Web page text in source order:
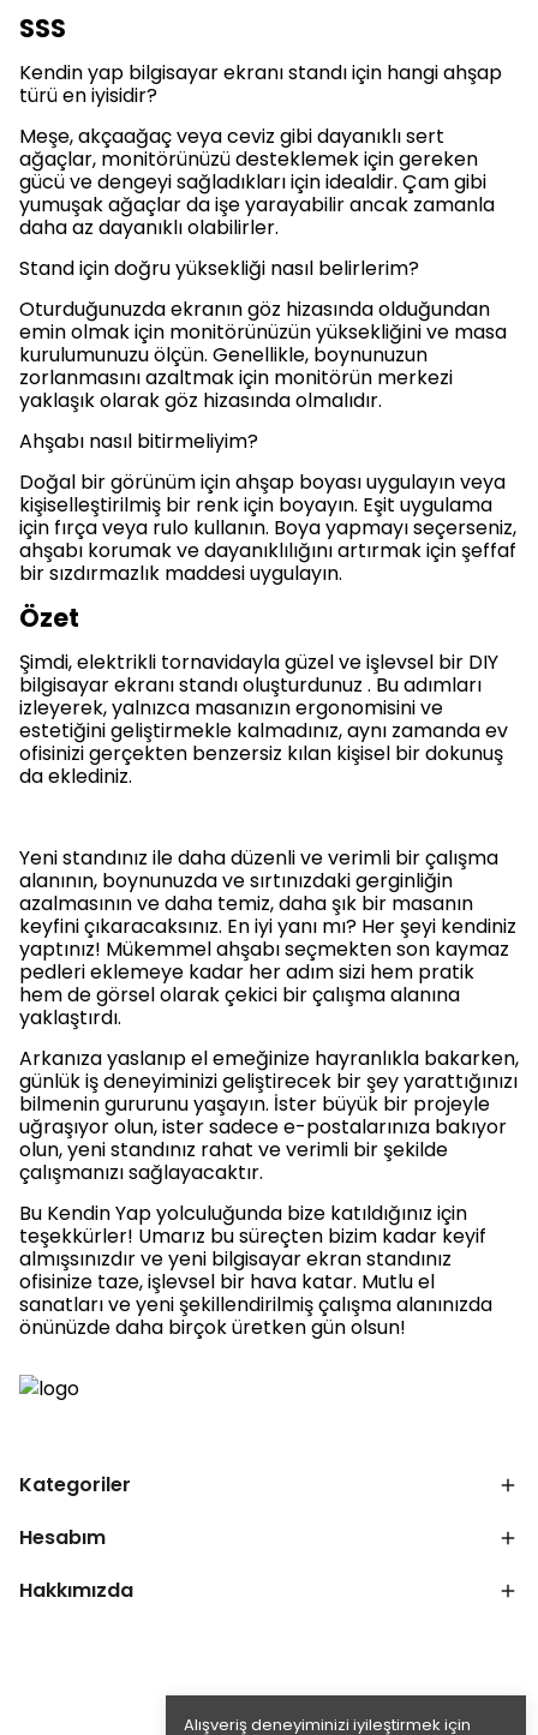
Alışveriş deneyiminizi iyileştirmek için
SSS
Kendin yap bilgisayar ekranı standı için hangi ahşap
türü en iyisidir?
Meşe, akçaağaç veya ceviz gibi dayanıklı sert
ağaçlar, monitörünüzü desteklemek için gereken
gücü ve dengeyi sağladıkları için idealdir. Çam gibi
yumuşak ağaçlar da işe yarayabilir ancak zamanla
daha az dayanıklı olabilirler.
Stand için doğru yüksekliği nasıl belirlerim?
Oturduğunuzda ekranın göz hizasında olduğundan
emin olmak için monitörünüzün yüksekliğini ve masa
kurulumunuzu ölçün. Genellikle, boynunuzun
zorlanmasını azaltmak için monitörün merkezi
yaklaşık olarak göz hizasında olmalıdır.
Ahşabı nasıl bitirmeliyim?
Doğal bir görünüm için ahşap boyası uygulayın veya
kişiselleştirilmiş bir renk için boyayın. Eşit uygulama
için fırça veya rulo kullanın. Boya yapmayı seçerseniz,
ahşabı korumak ve dayanıklılığını artırmak için şeffaf
bir sızdırmazlık maddesi uygulayın.
Özet
Şimdi, elektrikli tornavidayla güzel ve işlevsel bir DIY
bilgisayar ekranı standı oluşturdunuz . Bu adımları
izleyerek, yalnızca masanızın ergonomisini ve
estetiğini geliştirmekle kalmadınız, aynı zamanda ev
ofisinizi gerçekten benzersiz kılan kişisel bir dokunuş
da eklediniz.
Yeni standınız ile daha düzenli ve verimli bir çalışma
alanının, boynunuzda ve sırtınızdaki gerginliğin
azalmasının ve daha temiz, daha şık bir masanın
keyfini çıkaracaksınız. En iyi yanı mı? Her şeyi kendiniz
yaptınız! Mükemmel ahşabı seçmekten son kaymaz
pedleri eklemeye kadar her adım sizi hem pratik
hem de görsel olarak çekici bir çalışma alanına
yaklaştırdı.
Arkanıza yaslanıp el emeğinize hayranlıkla bakarken,
günlük iş deneyiminizi geliştirecek bir şey yarattığınızı
bilmenin gururunu yaşayın. İster büyük bir projeyle
uğraşıyor olun, ister sadece e-postalarınıza bakıyor
olun, yeni standınız rahat ve verimli bir şekilde
çalışmanızı sağlayacaktır.
Bu Kendin Yap yolculuğunda bize katıldığınız için
teşekkürler! Umarız bu süreçten bizim kadar keyif
almışsınızdır ve yeni bilgisayar ekran standınız
ofisinize taze, işlevsel bir hava katar. Mutlu el
sanatları ve yeni şekillendirilmiş çalışma alanınızda
önünüzde daha birçok üretken gün olsun!
Kategoriler
Hesabım
Hakkımızda